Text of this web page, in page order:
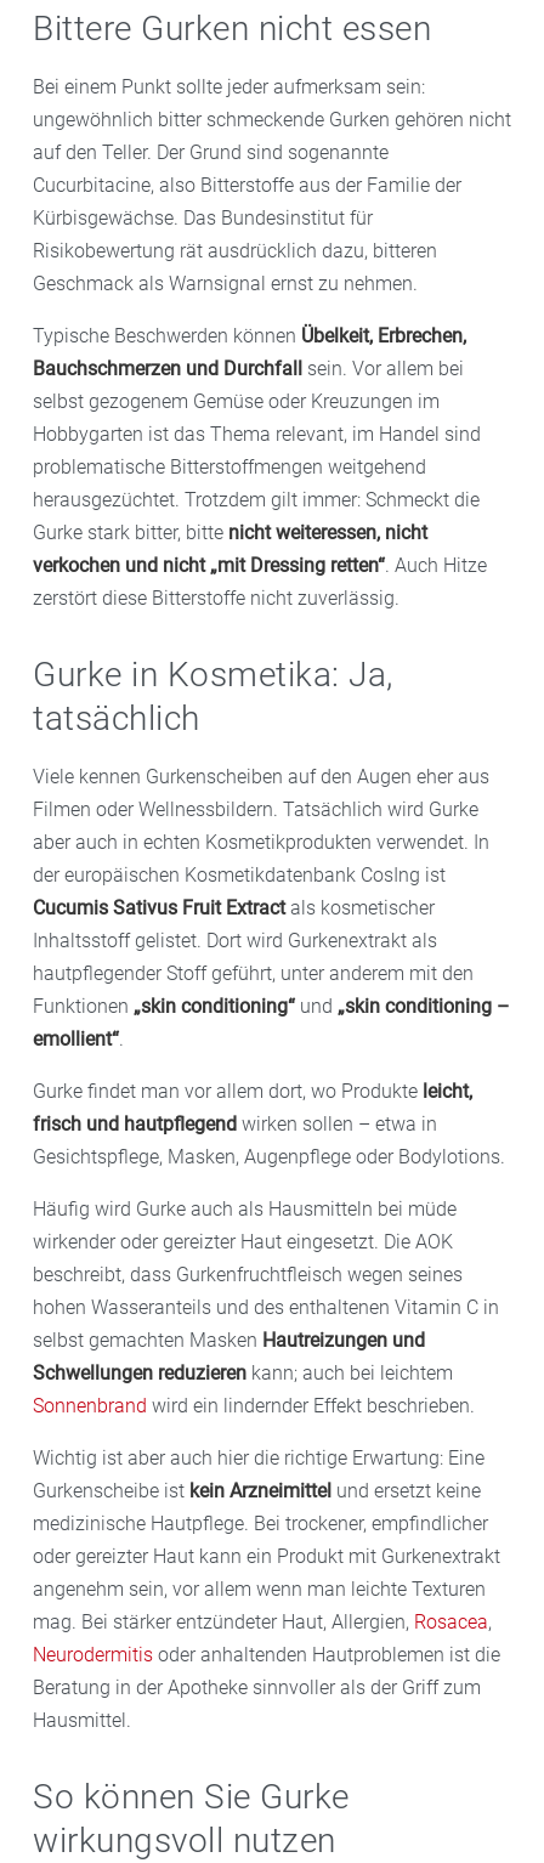
Bittere Gurken nicht essen
Bei einem Punkt sollte jeder aufmerksam sein:
ungewöhnlich bitter schmeckende Gurken gehören nicht
auf den Teller. Der Grund sind sogenannte
Cucurbitacine, also Bitterstoffe aus der Familie der
Kürbisgewächse. Das Bundesinstitut für
Risikobewertung rät ausdrücklich dazu, bitteren
Geschmack als Warnsignal ernst zu nehmen.
Typische Beschwerden können Übelkeit, Erbrechen,
Bauchschmerzen und Durchfall
sein. Vor allem bei
selbst gezogenem Gemüse oder Kreuzungen im
Hobbygarten ist das Thema relevant, im Handel sind
problematische Bitterstoffmengen weitgehend
herausgezüchtet. Trotzdem gilt immer: Schmeckt die
Gurke stark bitter, bitte nicht weiteressen, nicht
verkochen und nicht „mit Dressing retten“. Auch Hitze
zerstört diese Bitterstoffe nicht zuverlässig.
Gurke in Kosmetika: Ja,
tatsächlich
Viele kennen Gurkenscheiben auf den Augen eher aus
Filmen oder Wellnessbildern. Tatsächlich wird Gurke
aber auch in echten Kosmetikprodukten verwendet. In
der europäischen Kosmetikdatenbank CosIng ist
Cucumis Sativus Fruit Extractals kosmetischer
Inhaltsstoff gelistet. Dort wird Gurkenextrakt als
hautpflegender Stoff geführt, unter anderem mit den
Funktionen „skin conditioning“ und „skin conditioning –
emollient“.
Gurke findet man vor allem dort, wo Produkte leicht,
frisch und hautpflegend wirken sollen – etwa in
Gesichtspflege, Masken, Augenpflege oder Bodylotions.
Häufig wird Gurke auch als Hausmitteln bei müde
wirkender oder gereizter Haut eingesetzt. Die AOK
beschreibt, dass Gurkenfruchtfleisch wegen seines
hohen Wasseranteils und des enthaltenen Vitamin C in
selbst gemachten Masken Hautreizungen und
Schwellungen reduzieren kann; auch bei leichtem
Sonnenbrand wird ein lindernder Effekt beschrieben.
Wichtig ist aber auch hier die richtige Erwartung: Eine
Gurkenscheibe ist kein Arzneimittel und ersetzt keine
medizinische Hautpflege. Bei trockener, empfindlicher
oder gereizter Haut kann ein Produkt mit Gurkenextrakt
angenehm sein, vor allem wenn man leichte Texturen
mag. Bei stärker entzündeter Haut, Allergien, Rosacea,
Neurodermitis oder anhaltenden Hautproblemen ist die
Beratung in der Apotheke sinnvoller als der Griff zum
Hausmittel.
So können Sie Gurke
wirkungsvoll nutzen